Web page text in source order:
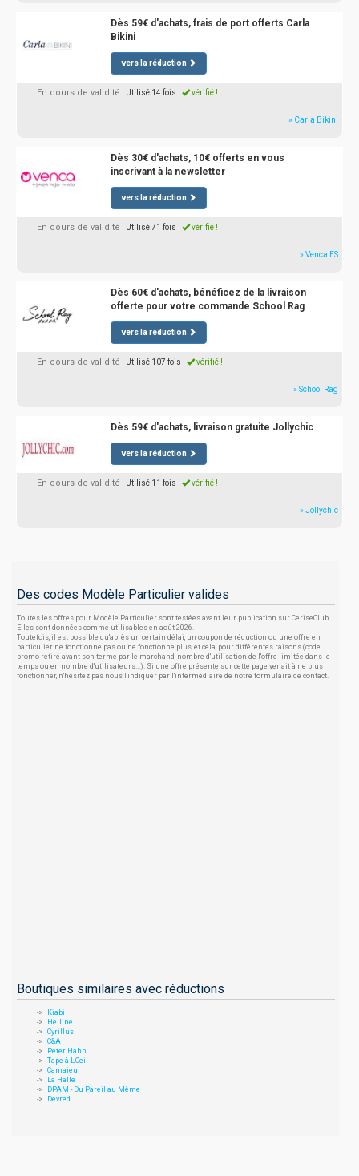
Dès 59€ d'achats, frais de port offerts Carla
Bikini
vers la réduction
En cours de validité | Utilisé 14 fois vérifié !
» Carla Bikini
Dès 30€ d'achats, 10€ offerts en vous
inscrivant à la newsletter
vers la réduction
En cours de validité | Utilisé 71 fois vérifié !
» Venca ES
Dès 60€ d'achats, bénéficez de la livraison
offerte pour votre commande School Rag
vers la réduction
En cours de validité | Utilisé 107 fois vérifié !
» School Rag
Dès 59€ d'achats, livraison gratuite Jollychic
vers la réduction
En cours de validité | Utilisé 11 fois vérifié !
» Jollychic
Des codes Modèle Particulier valides
Toutes les offres pour Modèle Particulier sont testées avant leur publication sur CeriseClub.
Elles sont données comme utilisables en août 2026.
Toutefois, il est possible qu'après un certain délai, un coupon de réduction ou une offre en
particulier ne fonctionne pas ou ne fonctionne plus, et cela, pour différentes raisons (code
promo retiré avant son terme par le marchand, nombre d'utilisation de l'offre limitée dans le
temps ou en nombre d'utilisateurs...). Si une offre présente sur cette page venait à ne plus
fonctionner, n'hésitez pas nous l'indiquer par l'intermédiaire de notre formulaire de contact.
Boutiques similaires avec réductions
Kiabi
Helline
Cyrillus
C&A
Peter Hahn
Tape à L'Oeil
Camaieu
La Halle
DPAM - Du Pareil au Même
Devred